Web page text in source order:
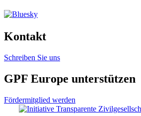
Kontakt
Schreiben Sie uns
GPF Europe unterstützen
Fördermitglied werden